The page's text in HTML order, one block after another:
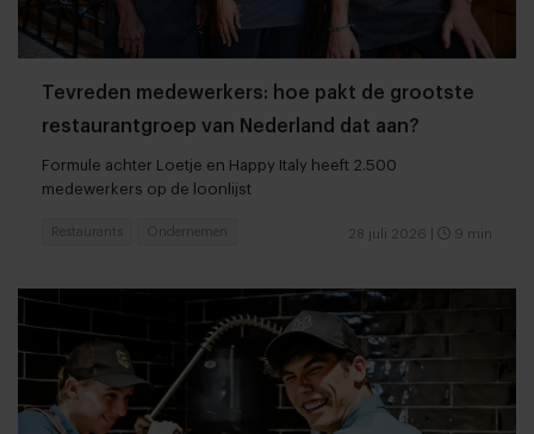
Tevreden medewerkers: hoe pakt de grootste
restaurantgroep van Nederland dat aan?
Formule achter Loetje en Happy Italy heeft 2.500
medewerkers op de loonlijst
28 juli 2026 9 min
Restaurants Ondernemen